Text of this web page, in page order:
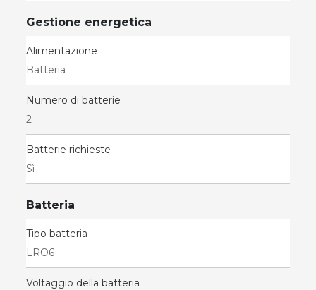
Gestione energetica
Alimentazione
Batteria
Numero di batterie
2
Batterie richieste
Sì
Batteria
Tipo batteria
LRO6
Voltaggio della batteria